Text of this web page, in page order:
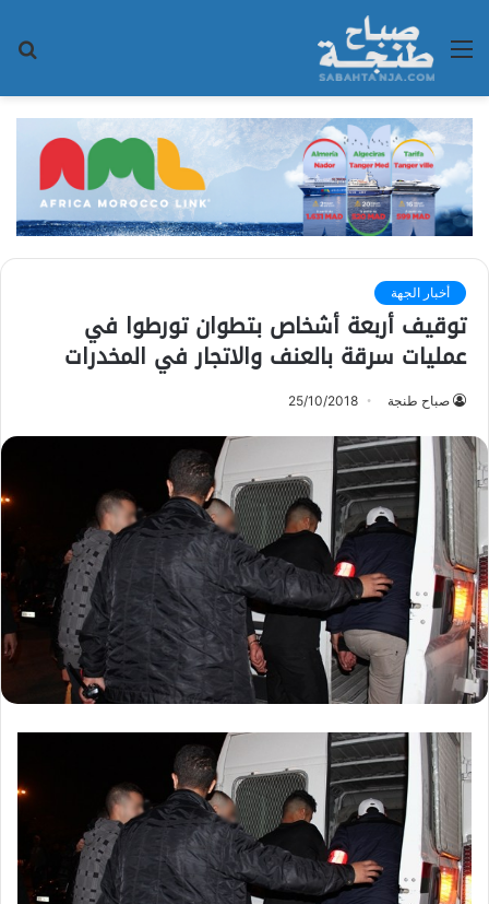
القائمة
أخبار الجهة
توقيف أربعة أشخاص بتطوان تورطوا في
عمليات سرقة بالعنف والاتجار في المخدرات
صباح طنجة 25/10/2018